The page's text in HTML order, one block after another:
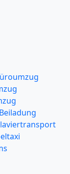
Beiladung